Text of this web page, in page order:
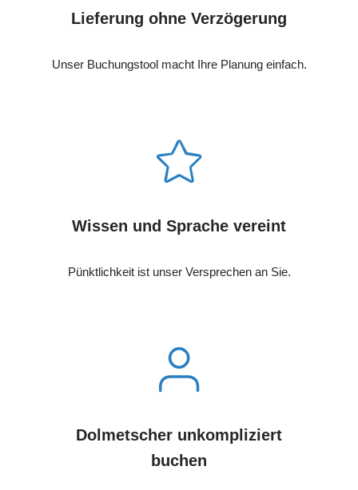
Lieferung ohne Verzögerung
Unser Buchungstool macht Ihre Planung einfach.
Wissen und Sprache vereint
Pünktlichkeit ist unser Versprechen an Sie.
Dolmetscher unkompliziert
buchen